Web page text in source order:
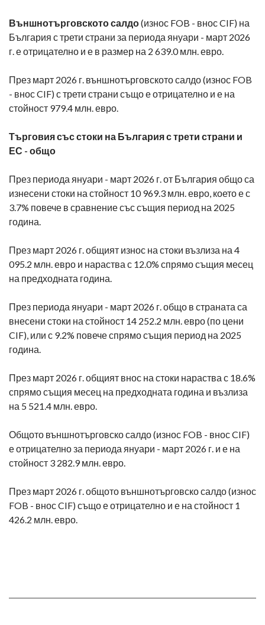
Външнотърговското салдо(износ FOB - внос CIF) на
България с трети страни за периода януари - март 2026
г. е отрицателно и е в размер на 2 639.0 млн. евро.
През март 2026 г. външнотърговското салдо (износ FOB
- внос CIF) с трети страни също е отрицателно и е на
стойност 979.4 млн. евро.
Търговия със стоки на България с трети страни и
ЕС - общо
През периода януари - март 2026 г. от България общо са
изнесени стоки на стойност 10 969.3 млн. евро, което е с
3.7% повече в сравнение със същия период на 2025
година.
През март 2026 г. общият износ на стоки възлиза на 4
095.2 млн. евро и нараства с 12.0% спрямо същия месец
на предходната година.
През периода януари - март 2026 г. общо в страната са
внесени стоки на стойност 14 252.2 млн. евро (по цени
CIF), или с 9.2% повече спрямо същия период на 2025
година.
През март 2026 г. общият внос на стоки нараства с 18.6%
спрямо същия месец на предходната година и възлиза
на 5 521.4 млн. евро.
Общото външнотърговско салдо (износ FOB - внос CIF)
е отрицателно за периода януари - март 2026 г. и е на
стойност 3 282.9 млн. евро.
През март 2026 г. общото външнотърговско салдо (износ
FOB - внос CIF) също е отрицателно и е на стойност 1
426.2 млн. евро.